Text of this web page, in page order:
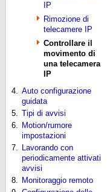
IP
Rimozione di
telecamere IP
Controllare il
movimento di
una telecamera
IP
4. Auto configurazione
guidata
5. Tipi di avvisi
6. Motion/rumore
impostazioni
7. Lavorando con
periodicamente attivati
avvisi
8. Monitoraggio remoto